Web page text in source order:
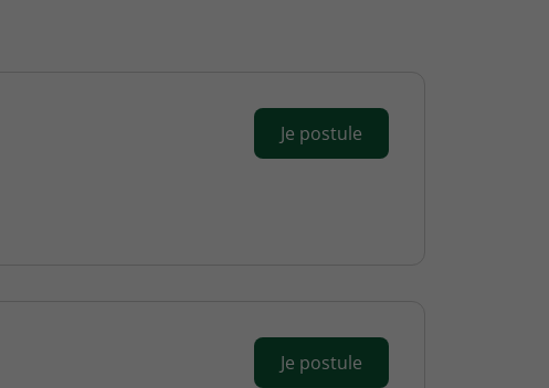
Je postule
Je postule